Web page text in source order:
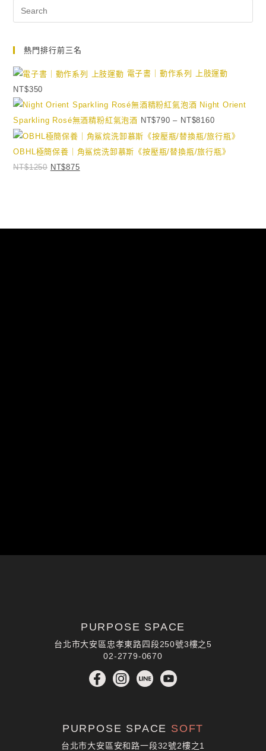
熱門排行前三名
電子書｜動作系列 上肢運動
NT$350
Night Orient
Sparkling Rosé無酒精粉紅氣泡酒 NT$790 – NT$8160
OBHL極簡保養｜角鯊烷洗卸慕斯《按壓瓶/替換瓶/旅行瓶》
NT$1250 NT$875
預約體驗
PURPOSE SPACE
台北市大安區忠孝東路四段250號3樓之5
02-2779-0670
PURPOSE SPACE SOFT
台北市大安區安和路一段32號2樓之1